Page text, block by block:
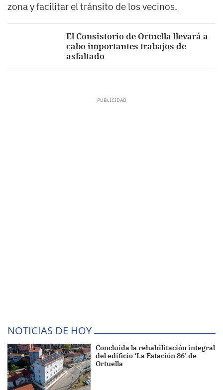
zona y facilitar el tránsito de los vecinos.
El Consistorio de Ortuella llevará a
cabo importantes trabajos de
asfaltado
NOTICIAS DE HOY
Concluida la rehabilitación integral
del edificio ‘La Estación 86’ de
Ortuella